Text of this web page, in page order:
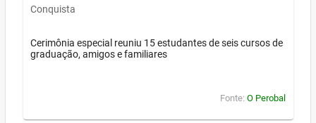
Conquista
Cerimônia especial reuniu 15 estudantes de seis cursos de
graduação, amigos e familiares
Fonte: O Perobal